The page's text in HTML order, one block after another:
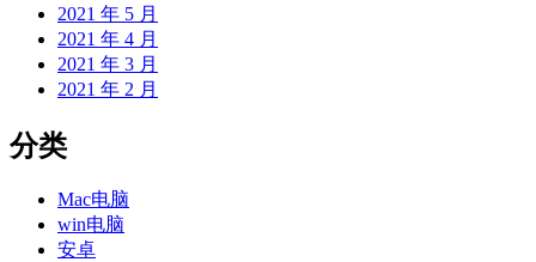
2021 年 5 月
2021 年 4 月
2021 年 3 月
2021 年 2 月
分类
Mac电脑
win电脑
安卓